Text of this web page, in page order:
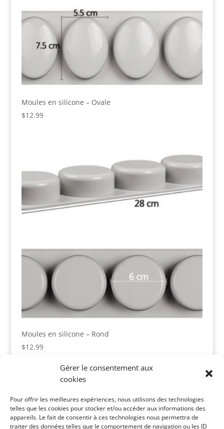
Gérer le consentement aux
cookies
Pour offrir les meilleures expériences, nous utilisons des technologies
telles que les cookies pour stocker et/ou accéder aux informations des
appareils. Le fait de consentir à ces technologies nous permettra de
traiter des données telles que le comportement de navigation ou les ID
Moules en silicone – Ovale
$12.99
Moules en silicone – Rond
$12.99
Votre panier est vide.
Catégories de produits